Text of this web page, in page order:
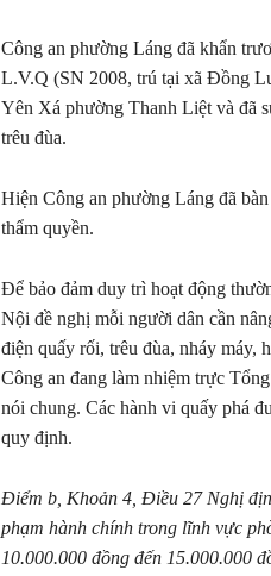
Công an phường Láng đã khẩn
L.V.Q (SN 2008, trú tại xã Đồng
Yên Xá phường Thanh Liệt và đã
trêu đùa.
Hiện Công an phường Láng đã
thẩm quyền.
Để bảo đảm duy trì hoạt động
Nội đề nghị mỗi người dân cần
điện quấy rối, trêu đùa, nháy máy,
Công an đang làm nhiệm trực
nói chung. Các hành vi quấy phá
quy định.
Điểm b, Khoản 4, Điều 27 Nghị
phạm hành chính trong lĩnh vực
10.000.000 đồng đến 15.000.000